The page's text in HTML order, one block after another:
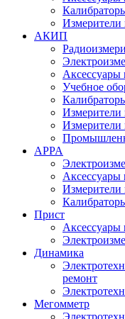
АКИП
Аксессуары
Учебное
Измерители
APPA
Аксессуары
Прист
Аксессуары
Динамика
ремонт
Мегомметр